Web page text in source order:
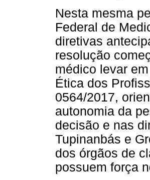
Nesta mesma
Federal de
diretivas
resolução
médico levar
Ética dos
0564/2017,
autonomia da
decisão e nas
Tupinanbás e
dos órgãos de
possuem força